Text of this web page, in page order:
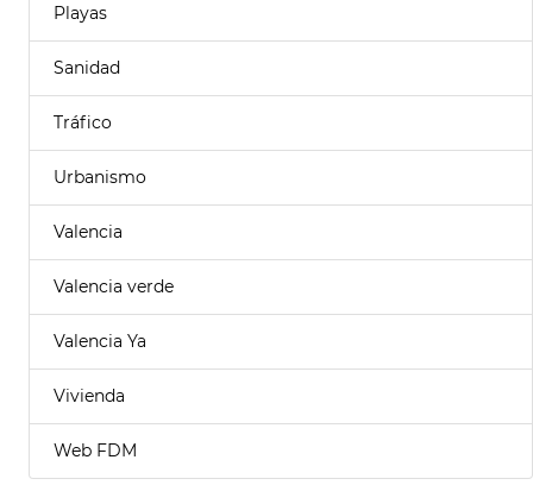
Playas
Sanidad
Tráfico
Urbanismo
Valencia
Valencia verde
Valencia Ya
Vivienda
Web FDM